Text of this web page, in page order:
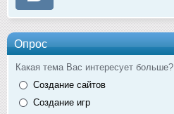
Опрос
Какая тема Вас интересует больше?
Создание сайтов
Создание игр